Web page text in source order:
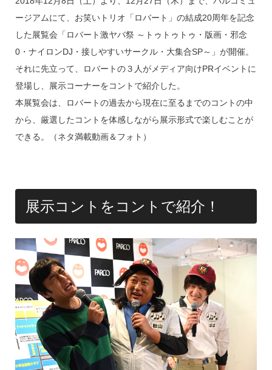
ージアムにて、お笑いトリオ「ロバート」の結成20周年を記念
した展覧会「ロバート激ヤバ祭 ～トゥトゥトゥ・版画・邪念
0・ナイロンDJ・接しやすいサークル・大集合SP～」が開催。
それに先立って、ロバートの３人がメディア向けPRイベントに
登場し、展示コーナーをコントで紹介した。
本展覧会は、ロバートの過去から現在に至るまでのコントの中
から、厳選したコントを体感しながら展示形式で楽しむことが
できる。（ネタ満載動画＆フォト）
展示コントをコントで紹介！